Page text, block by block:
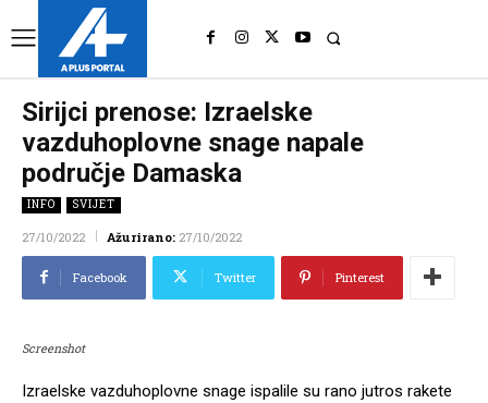
Sirijci prenose: Izraelske
vazduhoplovne snage napale
područje Damaska
INFO SVIJET
27/10/2022 Ažurirano: 27/10/2022
Facebook Twitter Pinterest
Screenshot
Izraelske vazduhoplovne snage ispalile su rano jutros rakete